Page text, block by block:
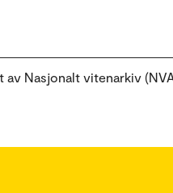
Nasjonalt vitenarkiv